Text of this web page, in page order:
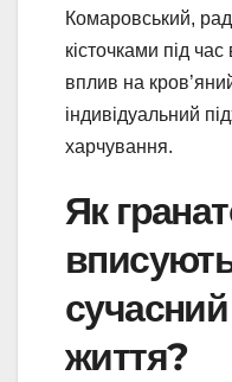
Комаровський,
кісточками під час
вплив на
індивідуальний
харчування.
Як
життя?